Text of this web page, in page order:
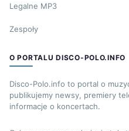
Legalne MP3
Zespoły
O PORTALU DISCO-POLO.INFO
Disco-Polo.info to portal o
publikujemy newsy, premiery
informacje o koncertach.